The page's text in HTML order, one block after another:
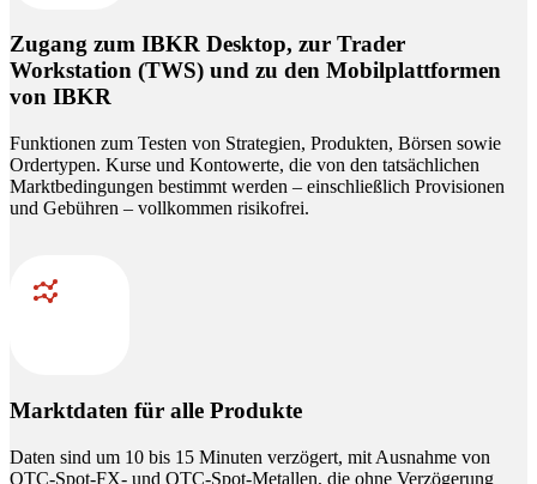
Zugang zum IBKR Desktop, zur Trader
Workstation (TWS) und zu den Mobilplattformen
von IBKR
Funktionen zum Testen von Strategien, Produkten, Börsen sowie
Ordertypen. Kurse und Kontowerte, die von den tatsächlichen
Marktbedingungen bestimmt werden – einschließlich Provisionen
und Gebühren – vollkommen risikofrei.
Marktdaten für alle Produkte
Daten sind um 10 bis 15 Minuten verzögert, mit Ausnahme von
OTC-Spot-FX- und OTC-Spot-Metallen, die ohne Verzögerung